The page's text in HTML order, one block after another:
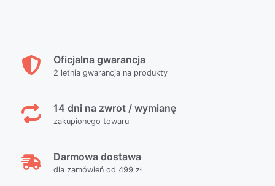
Oficjalna gwarancja
2 letnia gwarancja na produkty
14 dni na zwrot / wymianę
zakupionego towaru
Darmowa dostawa
dla zamówień od 499 zł